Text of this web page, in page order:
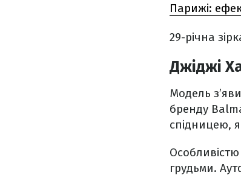
Парижі:
29-річна
Джіджі
Модель
бренду
спідницею,
грудьми.